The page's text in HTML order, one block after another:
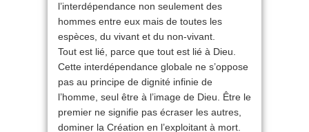
l’interdépendance non seulement des
hommes entre eux mais de toutes les
espèces, du vivant et du non-vivant.
Tout est lié, parce que tout est lié à Dieu.
Cette interdépendance globale ne s’oppose
pas au principe de dignité infinie de
l’homme, seul être à l’image de Dieu. Être le
premier ne signifie pas écraser les autres,
dominer la Création en l’exploitant à mort.